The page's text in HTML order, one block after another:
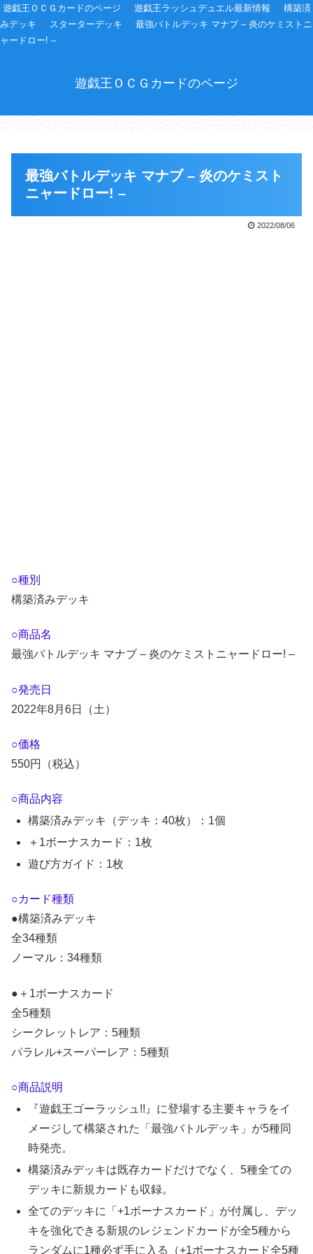
遊戯王ＯＣＧカードのページ 遊戯王ラッシュデュエル最新情報
構築済
みデッキ
スターターデッキ
最強バトルデッキ マナブ – 炎のケミストニ
ャードロー! –
遊戯王ＯＣＧカードのページ
最強バトルデッキ マナブ – 炎のケミスト
ニャードロー! –
2022/08/06
○種別
構築済みデッキ
○商品名
最強バトルデッキ マナブ – 炎のケミストニャードロー! –
○発売日
2022年8月6日（土）
○価格
550円（税込）
○商品内容
構築済みデッキ（デッキ：40枚）：1個
＋1ボーナスカード：1枚
遊び方ガイド：1枚
○カード種類
●構築済みデッキ
全34種類
ノーマル：34種類
●＋1ボーナスカード
全5種類
シークレットレア：5種類
パラレル+スーパーレア：5種類
○商品説明
『遊戯王ゴーラッシュ!!』に登場する主要キャラをイ
メージして構築された「最強バトルデッキ」が5種同
時発売。
構築済みデッキは既存カードだけでなく、5種全ての
デッキに新規カードも収録。
全てのデッキに「+1ボーナスカード」が付属し、デッ
キを強化できる新規のレジェンドカードが全5種から
ランダムに1種必ず手に入る（+1ボーナスカード全5種